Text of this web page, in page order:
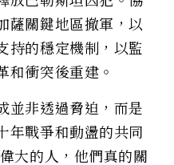
薩關鍵地區撤軍，以
持的穩定機制，以監
和衝突後重建。
並非透過脅迫，而是
年戰爭和動盪的共同
大的人，他們真的關